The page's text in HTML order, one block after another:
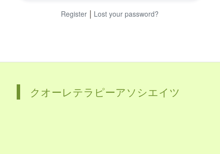
Register | Lost your password?
クオーレテラピーアソシエイツ